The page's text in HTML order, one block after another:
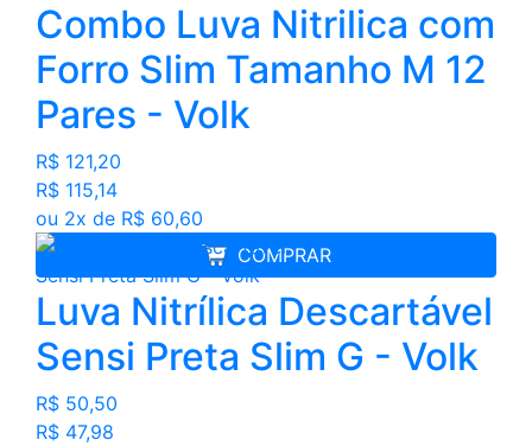
Combo Luva Nitrilica com
Forro Slim Tamanho M 12
Pares - Volk
R$ 121,20
R$ 115,14
ou 2x de R$ 60,60
COMPRAR
Luva Nitrílica Descartável
Sensi Preta Slim G - Volk
R$ 50,50
R$ 47,98